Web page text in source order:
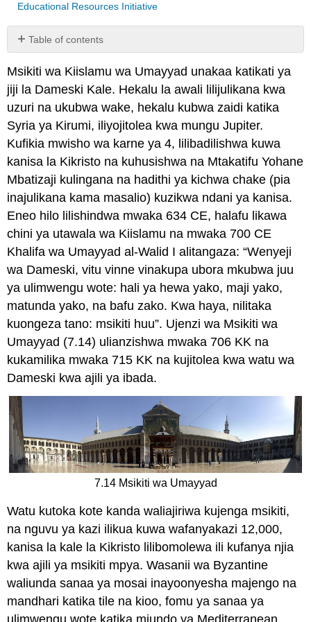
Educational Resources Initiative
Table of contents
No
Msikiti wa Kiislamu wa Umayyad unakaa katikati ya
jiji la Dameski Kale. Hekalu la awali lilijulikana kwa
uzuri na ukubwa wake, hekalu kubwa zaidi katika
Syria ya Kirumi, iliyojitolea kwa mungu Jupiter.
Kufikia mwisho wa karne ya 4, lilibadilishwa kuwa
kanisa la Kikristo na kuhusishwa na Mtakatifu Yohane
Mbatizaji kulingana na hadithi ya kichwa chake (pia
inajulikana kama masalio) kuzikwa ndani ya kanisa.
Eneo hilo lilishindwa mwaka 634 CE, halafu likawa
chini ya utawala wa Kiislamu na mwaka 700 CE
Khalifa wa Umayyad al-Walid I alitangaza: “Wenyeji
wa Dameski, vitu vinne vinakupa ubora mkubwa juu
ya ulimwengu wote: hali ya hewa yako, maji yako,
matunda yako, na bafu zako. Kwa haya, nilitaka
kuongeza tano: msikiti huu”. Ujenzi wa Msikiti wa
Umayyad (7.14) ulianzishwa mwaka 706 KK na
kukamilika mwaka 715 KK na kujitolea kwa watu wa
Dameski kwa ajili ya ibada.
7.14 Msikiti wa Umayyad
Watu kutoka kote kanda waliajiriwa kujenga msikiti,
na nguvu ya kazi ilikua kuwa wafanyakazi 12,000,
kanisa la kale la Kikristo lilibomolewa ili kufanya njia
kwa ajili ya msikiti mpya. Wasanii wa Byzantine
waliunda sanaa ya mosai inayoonyesha majengo na
mandhari katika tile na kioo, fomu ya sanaa ya